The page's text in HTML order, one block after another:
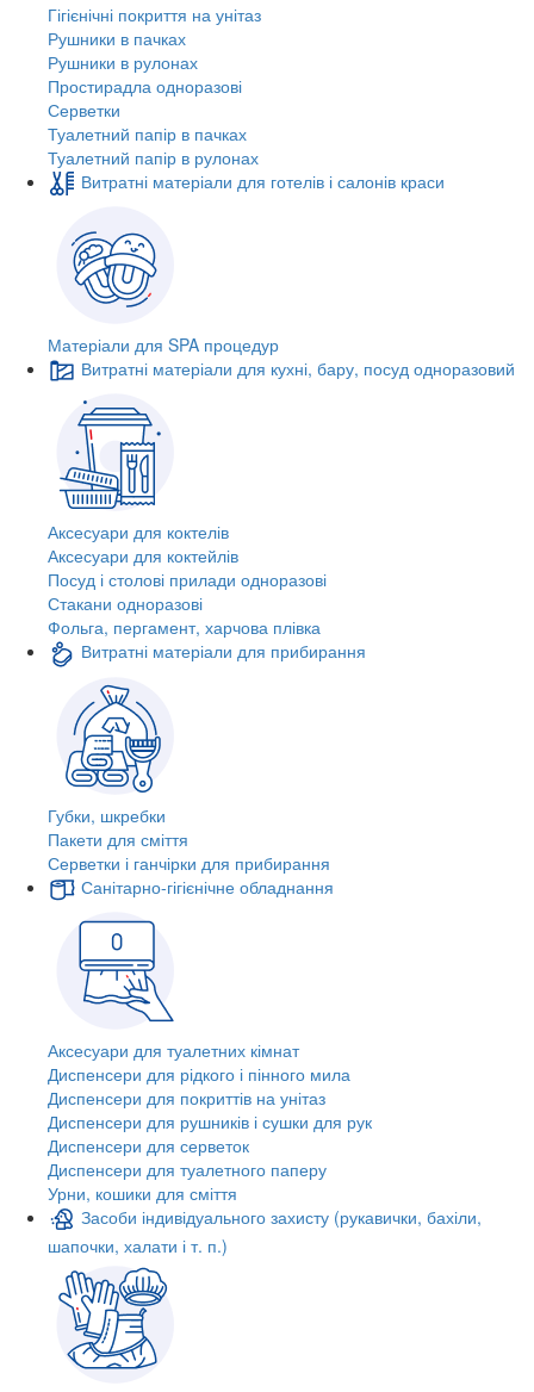
Гігієнічні покриття на унітаз
Рушники в пачках
Рушники в рулонах
Простирадла одноразові
Серветки
Туалетний папір в пачках
Туалетний папір в рулонах
Витратні матеріали для готелів і салонів краси
Матеріали для SPA процедур
Витратні матеріали для кухні, бару, посуд одноразовий
Аксесуари для коктелів
Аксесуари для коктейлів
Посуд і столові прилади одноразові
Стакани одноразові
Фольга, пергамент, харчова плівка
Витратні матеріали для прибирання
Губки, шкребки
Пакети для сміття
Серветки і ганчірки для прибирання
Санітарно-гігієнічне обладнання
Аксесуари для туалетних кімнат
Диспенсери для рідкого і пінного мила
Диспенсери для покриттів на унітаз
Диспенсери для рушників і сушки для рук
Диспенсери для серветок
Диспенсери для туалетного паперу
Урни, кошики для сміття
Засоби індивідуального захисту (рукавички, бахіли,
шапочки, халати і т. п.)